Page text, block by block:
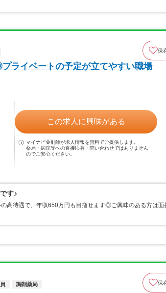
保
ライベートの予定が立てやすい職場
この求人に興味がある
マイナビ薬剤師が求人情報を無料でご提供します。
薬局・病院等への直接応募・問い合わせではありません
のでご安心ください。
す♪
高待遇で、年収650万円も目指せます◎ご興味のある方は面
調剤薬局 保